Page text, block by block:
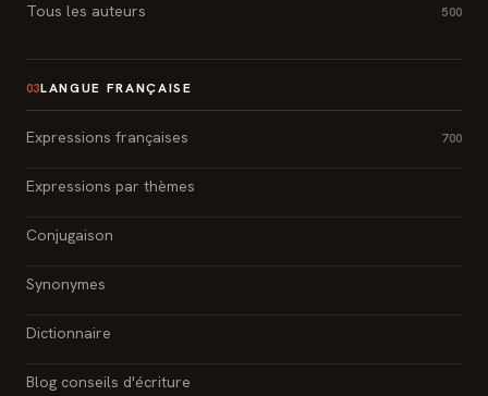
Tous les auteurs 500
03LANGUE FRANÇAISE
Expressions françaises 700
Expressions par thèmes
Conjugaison
Synonymes
Dictionnaire
Blog conseils d'écriture